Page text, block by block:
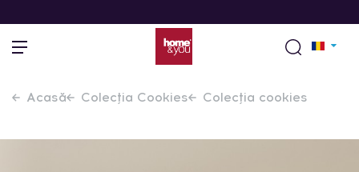
Acasă Colecția Cookies Colecția cookies